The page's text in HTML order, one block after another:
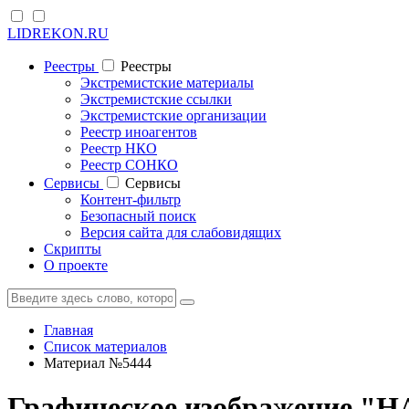
LIDREKON.RU
Реестры
Реестры
Экстремистские материалы
Экстремистские ссылки
Экстремистские организации
Реестр иноагентов
Реестр НКО
Реестр СОНКО
Cервисы
Cервисы
Контент-фильтр
Безопасный поиск
Версия сайта для слабовидящих
Скрипты
О проекте
Главная
Список материалов
Материал №5444